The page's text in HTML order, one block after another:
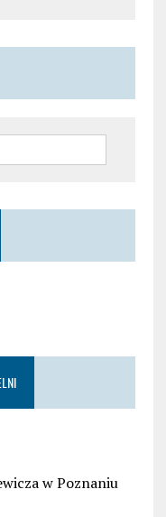
w Poznaniu